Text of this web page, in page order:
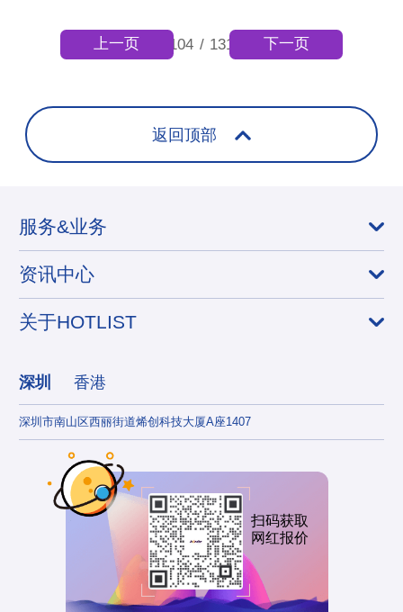
104 / 131
上一页 下一页
返回顶部
服务&业务
资讯中心
关于HOTLIST
深圳 香港
深圳市南山区西丽街道烯创科技大厦A座1407
扫码获取
网红报价